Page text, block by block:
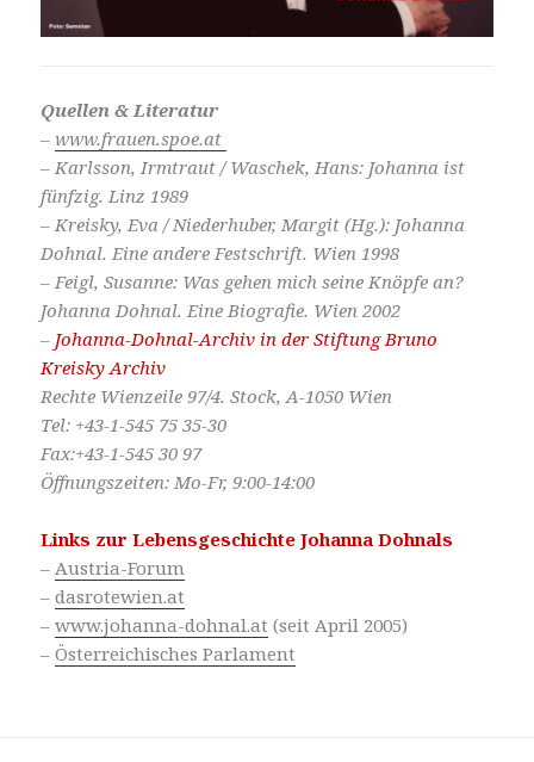
Quellen & Literatur
–www.frauen.spoe.at
– Karlsson, Irmtraut / Waschek, Hans: Johanna ist
fünfzig. Linz 1989
– Kreisky, Eva / Niederhuber, Margit (Hg.): Johanna
Dohnal. Eine andere Festschrift. Wien 1998
– Feigl, Susanne: Was gehen mich seine Knöpfe an?
Johanna Dohnal. Eine Biografie. Wien 2002
– Johanna-Dohnal-Archiv in der Stiftung Bruno
Kreisky Archiv
Rechte Wienzeile 97/4. Stock, A-1050 Wien
Tel: +43-1-545 75 35-30
Fax:+43-1-545 30 97
Öffnungszeiten: Mo-Fr, 9:00-14:00
Links zur Lebensgeschichte Johanna Dohnals
–Austria-Forum
–dasrotewien.at
–www.johanna-dohnal.at (seit April 2005)
–Österreichisches Parlament